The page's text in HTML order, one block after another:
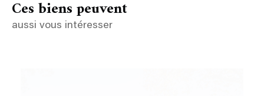
Ces biens peuvent
aussi vous intéresser